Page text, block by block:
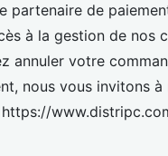
partenaire de
à la gestion de nos
annuler votre
nous vous invitons à